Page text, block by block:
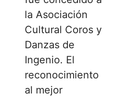
la Asociación
Cultural Coros y
Danzas de
Ingenio. El
reconocimiento
al mejor